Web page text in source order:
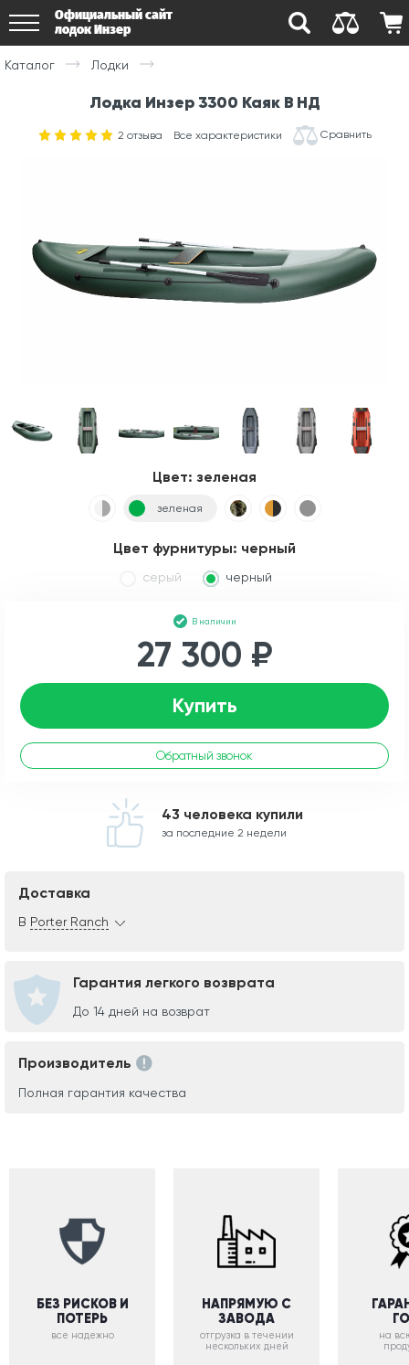
Официальный сайт
лодок Инзер
Каталог Лодки
Лодка Инзер 3300 Каяк В НД
2 отзыва Все характеристики Сравнить
Цвет: зеленая
зеленая
Цвет фурнитуры: черный
серый черный
В наличии
27 300 ₽
Купить
Обратный звонок
43 человека купили
за последние 2 недели
Доставка
В Porter Ranch
Гарантия легкого возврата
До 14 дней на возврат
Производитель
Полная гарантия качества
БЕЗ РИСКОВ И
ПОТЕРЬ
все надежно
НАПРЯМУЮ С
ЗАВОДА
отгрузка в течении
нескольких дней
на